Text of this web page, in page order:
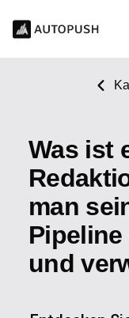
Was ist
man
und